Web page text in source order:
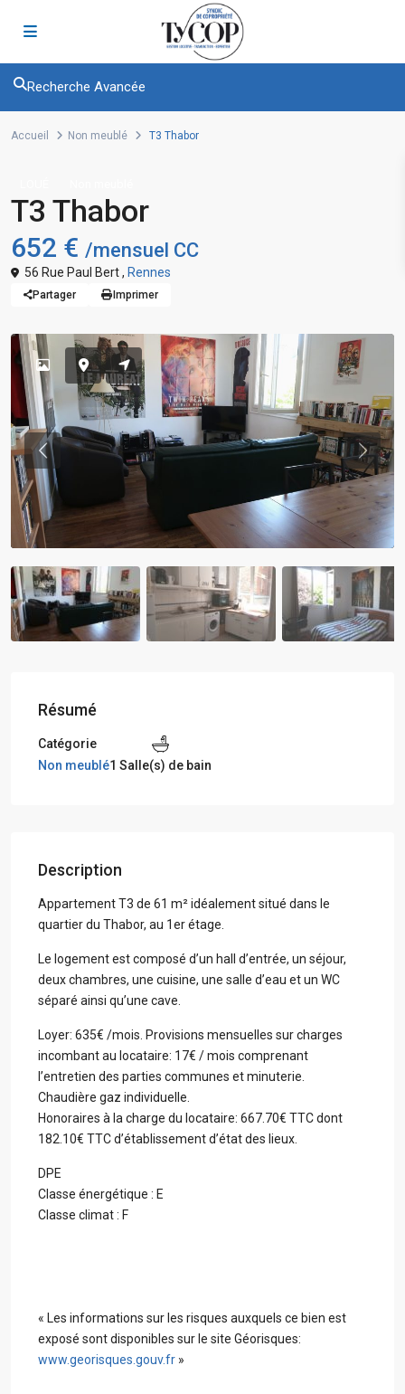
Recherche Avancée
Accueil Non meublé T3 Thabor
T3 Thabor
652 € /mensuel CC
56 Rue Paul Bert , Rennes
Partager Imprimer
Previous
Résumé
Catégorie
Non meublé1 Salle(s) de bain
Description
Appartement T3 de 61 m² idéalement situé dans le
quartier du Thabor, au 1er étage.
Le logement est composé d’un hall d’entrée, un séjour,
deux chambres, une cuisine, une salle d’eau et un WC
séparé ainsi qu’une cave.
Loyer: 635€ /mois. Provisions mensuelles sur charges
incombant au locataire: 17€ / mois comprenant
l’entretien des parties communes et minuterie.
Chaudière gaz individuelle.
Honoraires à la charge du locataire: 667.70€ TTC dont
182.10€ TTC d’établissement d’état des lieux.
DPE
Classe énergétique : E
Classe climat : F
« Les informations sur les risques auxquels ce bien est
exposé sont disponibles sur le site Géorisques:
www.georisques.gouv.fr »